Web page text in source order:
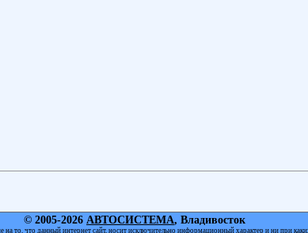
© 2005-2026 АВТОСИСТЕМА, Владивосток
то, что данный интернет сайт, носит исключительно информационный характер и ни при